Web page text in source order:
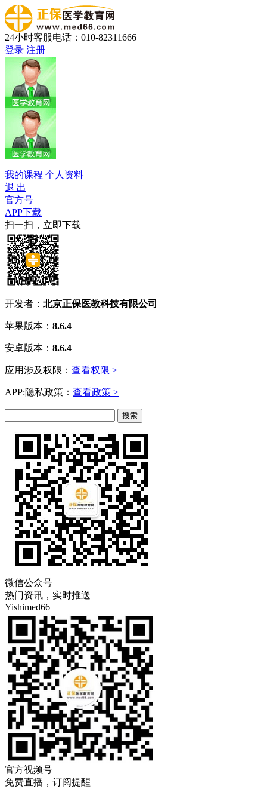
24小时客服电话：010-82311666
登录 注册
我的课程 个人资料
退 出
官方号
APP下载
扫一扫，立即下载
开发者： 北京正保医教科技有限公司
苹果版本： 8.6.4
安卓版本： 8.6.4
应用涉及权限： 查看权限 >
APP:隐私政策： 查看政策 >
微信公众号
热门资讯，实时推送
Yishimed66
官方视频号
免费直播，订阅提醒